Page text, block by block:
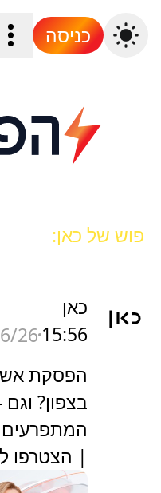
כניסה
פוש של כאן:
כאן
15:56
26
הפסקת
בצפון?
המתפרעים
| הצטרפו